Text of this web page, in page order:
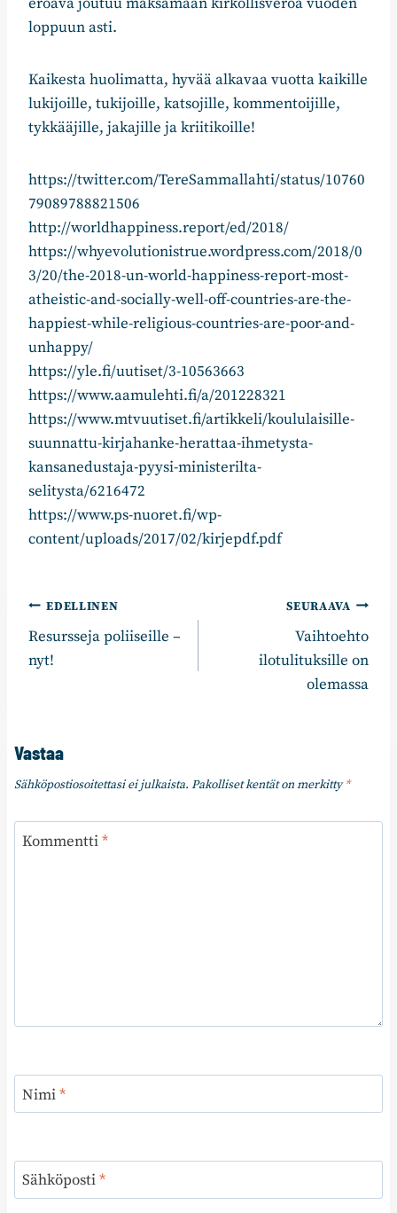
loppuun asti.
Kaikesta huolimatta, hyvää alkavaa vuotta kaikille
lukijoille, tukijoille, katsojille, kommentoijille,
tykkääjille, jakajille ja kriitikoille!
https://twitter.com/TereSammallahti/status/10760
79089788821506
http://worldhappiness.report/ed/2018/
https://whyevolutionistrue.wordpress.com/2018/0
3/20/the-2018-un-world-happiness-report-most-
atheistic-and-socially-well-off-countries-are-the-
happiest-while-religious-countries-are-poor-and-
unhappy/
https://yle.fi/uutiset/3-10563663
https://www.aamulehti.fi/a/201228321
https://www.mtvuutiset.fi/artikkeli/koululaisille-
suunnattu-kirjahanke-herattaa-ihmetysta-
kansanedustaja-pyysi-ministerilta-
selitysta/6216472
https://www.ps-nuoret.fi/wp-
content/uploads/2017/02/kirjepdf.pdf
Artikkelien
selaus
EDELLINEN
Resursseja poliiseille –
nyt!
SEURAAVA
Vaihtoehto
ilotulituksille on
olemassa
Vastaa
Sähköpostiosoitettasi ei julkaista. Pakolliset kentät on merkitty*
Kommentti*
Nimi*
Sähköposti*